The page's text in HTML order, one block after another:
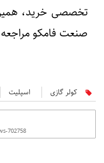
خرید، همین
فامکو مراجعه
کولر گازی اسپلیت